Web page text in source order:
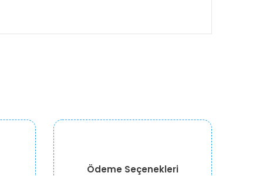
Ödeme Seçenekleri